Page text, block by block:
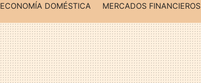
ECONOMÍA DOMÉSTICA MERCADOS FINANCIEROS